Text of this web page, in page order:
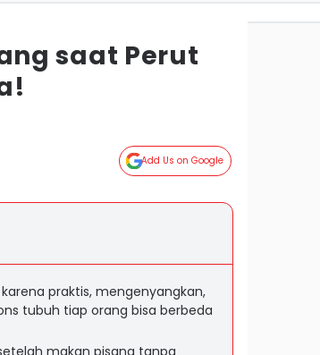
saat Perut
Add Us on Google
praktis, mengenyangkan,
tubuh tiap orang bisa berbeda
makan pisang tanpa